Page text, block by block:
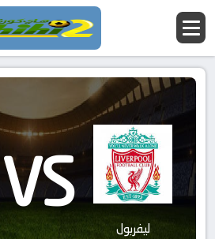
ليفربول VS